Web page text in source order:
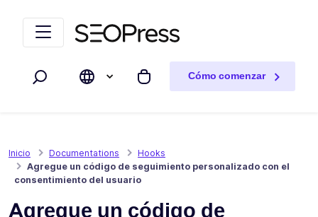
Buscar Mi carrito
Cómo comenzar
Inicio Documentations
Hooks
Agregue un código de seguimiento personalizado con el
consentimiento del usuario
Agregue un código de